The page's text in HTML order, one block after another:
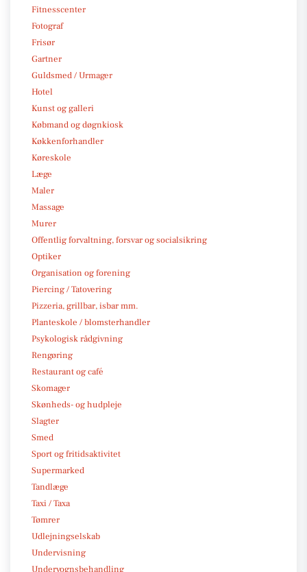
Fitnesscenter
Fotograf
Frisør
Gartner
Guldsmed / Urmager
Hotel
Kunst og galleri
Købmand og døgnkiosk
Køkkenforhandler
Køreskole
Læge
Maler
Massage
Murer
Offentlig forvaltning, forsvar og socialsikring
Optiker
Organisation og forening
Piercing / Tatovering
Pizzeria, grillbar, isbar mm.
Planteskole / blomsterhandler
Psykologisk rådgivning
Rengøring
Restaurant og café
Skomager
Skønheds- og hudpleje
Slagter
Smed
Sport og fritidsaktivitet
Supermarked
Tandlæge
Taxi / Taxa
Tømrer
Udlejningselskab
Undervisning
Undervognsbehandling